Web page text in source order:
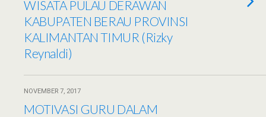
WISATA PULAU DERAWAN
KABUPATEN BERAU PROVINSI
KALIMANTAN TIMUR (Rizky
Reynaldi)
NOVEMBER 7, 2017
MOTIVASI GURU DALAM